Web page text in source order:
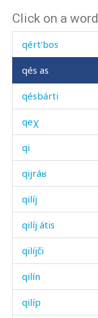
Click on a word
qénzbos
qért'bos
qés as
qésbárti
qeχ
qi
qijráʁ
qilíj
qilíj átis
qilíjči
qilín
qilíp